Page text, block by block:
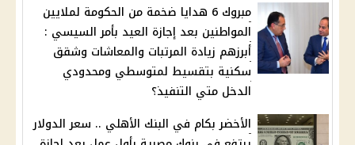
مبروك 6 هدايا ضخمة من الحكومة لملايين
المواطنين بعد إجازة العيد بأمر السيسي :
أبرزهم زيادة المرتبات والمعاشات وشقق
سكنية بتقسيط لمتوسطي ومحدودي
الدخل متي التنفيذ؟
الأخضر بكام في البنك الأهلي .. سعر الدولار